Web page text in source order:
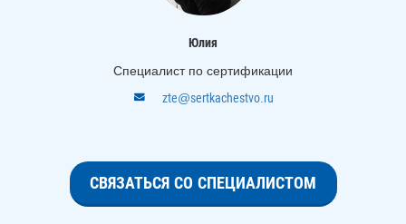
Юлия
Специалист по сертификации
zte@sertkachestvo.ru
СВЯЗАТЬСЯ СО СПЕЦИАЛИСТОМ